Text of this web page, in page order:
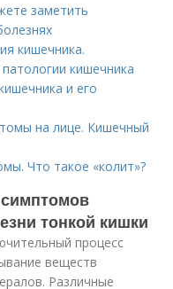
заметить
кишечника.
кишечника
и его
на лице. Кишечный
Что такое «колит»?
тонкой кишки
процесс
веществ
Различные